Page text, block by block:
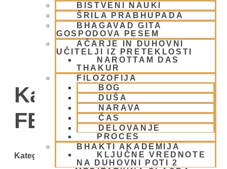
BISTVENI NAUKI
ŠRILA PRABHUPADA
BHAGAVAD GITA
GOSPODOVA PESEM
AČARJE IN DUHOVNI
UČITELJI IZ PRETEKLOSTI
NAROTTAM DAS
THAKUR
FILOZOFIJA
BOG
DUŠA
NARAVA
ČAS
DELOVANJE
PROCES
BHAKTI AKADEMIJA
KLJUČNE VREDNOTE
NA DUHOVNI POTI 2
Kategorija:
FESTIVALI
Kategorije